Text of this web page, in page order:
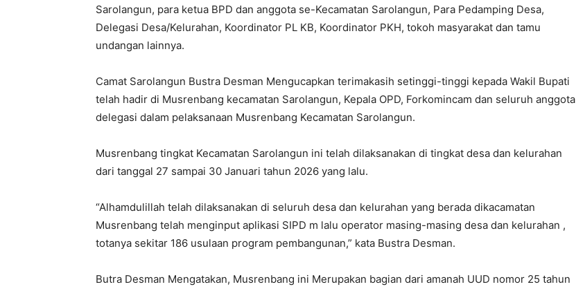
Sarolangun, para ketua BPD dan anggota se-Kecamatan Sarolangun, Para Pedamping Desa,
Delegasi Desa/Kelurahan, Koordinator PL KB, Koordinator PKH, tokoh masyarakat dan tamu
undangan lainnya.
Camat Sarolangun Bustra Desman Mengucapkan terimakasih setinggi-tinggi kepada Wakil Bupati
telah hadir di Musrenbang kecamatan Sarolangun, Kepala OPD, Forkomincam dan seluruh anggota
delegasi dalam pelaksanaan Musrenbang Kecamatan Sarolangun.
Musrenbang tingkat Kecamatan Sarolangun ini telah dilaksanakan di tingkat desa dan kelurahan
dari tanggal 27 sampai 30 Januari tahun 2026 yang lalu.
“Alhamdulillah telah dilaksanakan di seluruh desa dan kelurahan yang berada dikacamatan
Musrenbang telah menginput aplikasi SIPD m lalu operator masing-masing desa dan kelurahan ,
totanya sekitar 186 usulaan program pembangunan,” kata Bustra Desman.
Butra Desman Mengatakan, Musrenbang ini Merupakan bagian dari amanah UUD nomor 25 tahun